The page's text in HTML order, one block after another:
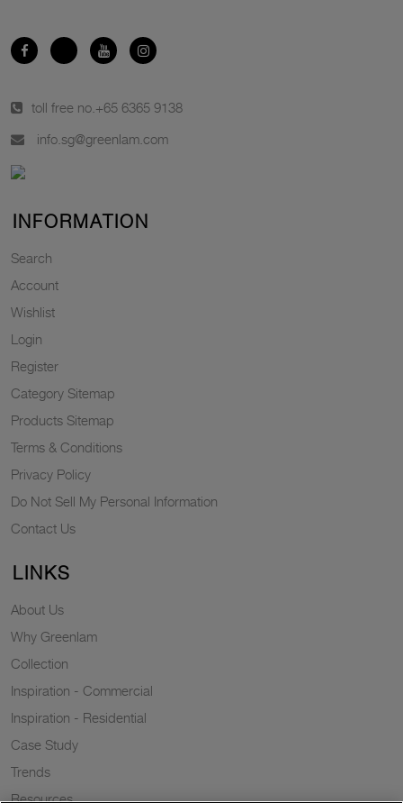
toll free no. +65 6365 9138
info.sg@greenlam.com
INFORMATION
Search
Account
Wishlist
Login
Register
Category Sitemap
Products Sitemap
Terms & Conditions
Privacy Policy
Do Not Sell My Personal Information
Contact Us
LINKS
About Us
Why Greenlam
Collection
Inspiration - Commercial
Inspiration - Residential
Case Study
Trends
Resources